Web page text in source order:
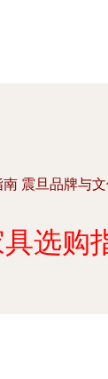
震旦品牌与
选购